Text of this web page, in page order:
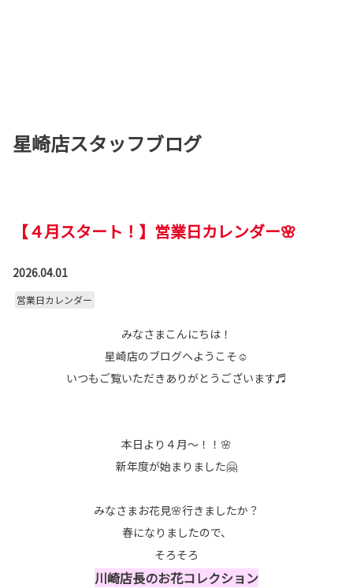
星崎店スタッフブログ
【４月スタート！】営業日カレンダー🌸
2026.04.01
営業日カレンダー
みなさまこんにちは！
星崎店のブログヘようこそ☺
いつもご覧いただきありがとうございます♬
本日より４月～！！🌸
新年度が始まりました🤗
みなさまお花見🌸行きましたか？
春になりましたので、
そろそろ
川崎店長のお花コレクション